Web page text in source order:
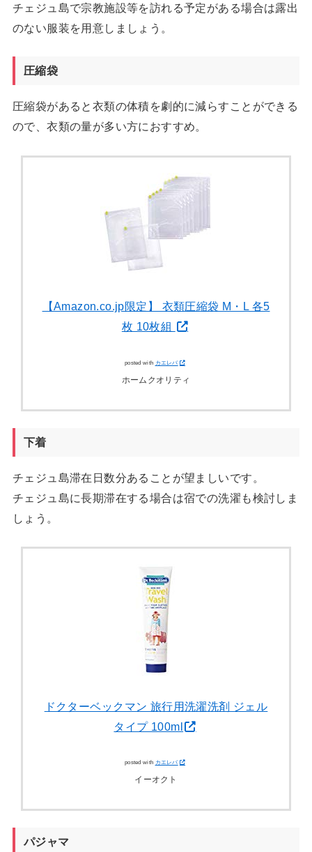
チェジュ島で宗教施設等を訪れる予定がある場合は露出
のない服装を用意しましょう。
圧縮袋
圧縮袋があると衣類の体積を劇的に減らすことができる
ので、衣類の量が多い方におすすめ。
【Amazon.co.jp限定】 衣類圧縮袋 M・L 各5
枚 10枚組
posted with カエレバ
ホームクオリティ
下着
チェジュ島滞在日数分あることが望ましいです。
チェジュ島に長期滞在する場合は宿での洗濯も検討しま
しょう。
ドクターベックマン 旅行用洗濯洗剤 ジェル
タイプ 100ml
posted with カエレバ
イーオクト
パジャマ